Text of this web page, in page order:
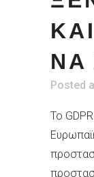
ΝΑ
Posted
Το